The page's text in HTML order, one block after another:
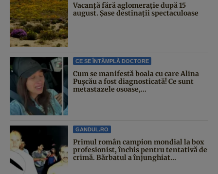
Vacanță fără aglomerație după 15
august. Șase destinații spectaculoase
CE SE ÎNTÂMPLĂ DOCTORE
Cum se manifestă boala cu care Alina
Pușcău a fost diagnosticată! Ce sunt
metastazele osoase,...
GANDUL.RO
Primul român campion mondial la box
profesionist, închis pentru tentativă de
crimă. Bărbatul a înjunghiat...